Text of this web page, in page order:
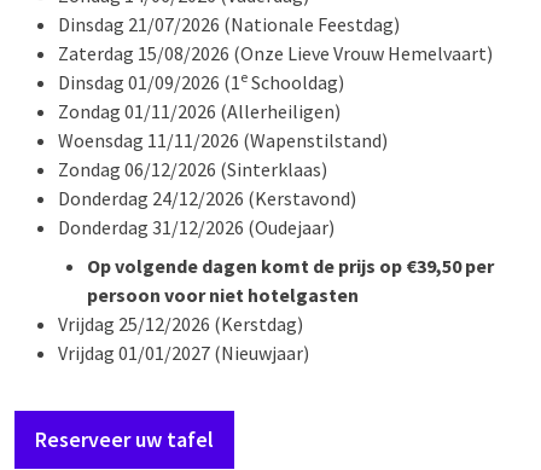
Dinsdag 21/07/2026 (Nationale Feestdag)
Zaterdag 15/08/2026 (Onze Lieve Vrouw Hemelvaart)
Dinsdag 01/09/2026 (1e Schooldag)
Zondag 01/11/2026 (Allerheiligen)
Woensdag 11/11/2026 (Wapenstilstand)
Zondag 06/12/2026 (Sinterklaas)
Donderdag 24/12/2026 (Kerstavond)
Donderdag 31/12/2026 (Oudejaar)
Op volgende dagen komt de prijs op €39,50 per
persoon voor niet hotelgasten
Vrijdag 25/12/2026 (Kerstdag)
Vrijdag 01/01/2027 (Nieuwjaar)
Reserveer uw tafel